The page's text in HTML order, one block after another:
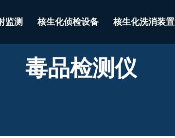
监测 核生化侦检设备 核生化洗消装置
毒品检测仪